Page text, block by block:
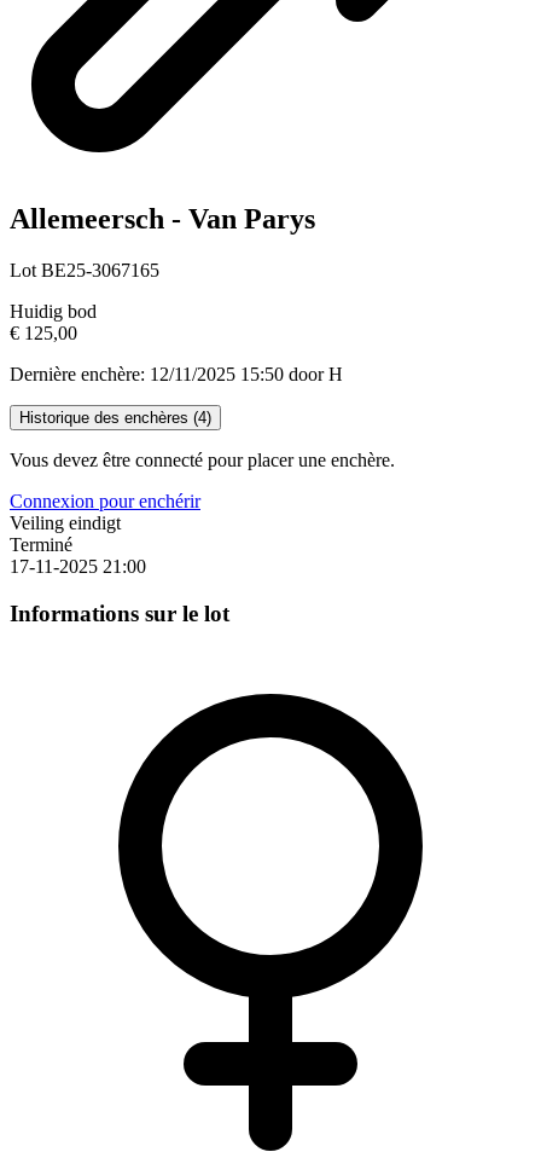
Allemeersch - Van Parys
Lot BE25-3067165
Huidig bod
€ 125,00
Dernière enchère: 12/11/2025 15:50 door H
Historique des enchères (4)
Vous devez être connecté pour placer une enchère.
Connexion pour enchérir
Veiling eindigt
Terminé
17-11-2025 21:00
Informations sur le lot